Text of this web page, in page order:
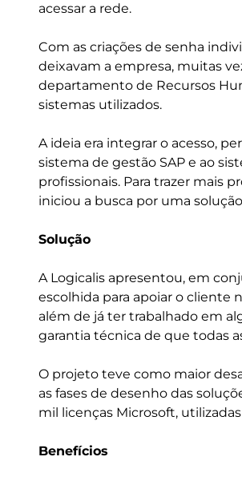
acessar a rede.
Com as criações de senha
deixavam a empresa, muitas
departamento de Recursos
sistemas utilizados.
A ideia era integrar o acesso,
sistema de gestão SAP e ao
profissionais. Para trazer mais
iniciou a busca por uma
Solução
A Logicalis apresentou, em
escolhida para apoiar o cliente
além de já ter trabalhado em
garantia técnica de que todas
O projeto teve como maior
as fases de desenho das
mil licenças Microsoft,
Benefícios